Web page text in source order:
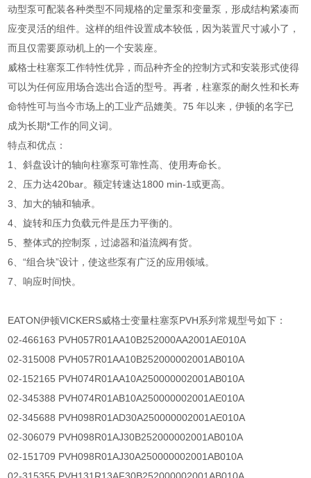
动型泵可配装各种类型不同规格的定量泵和变量泵，形成结构紧凑而
应变灵活的组件。这样的组件设置成本较低，因为装置尺寸减小了，
而且仅需要原动机上的一个安装座。
威格士柱塞泵工作特性优异，而品种齐全的控制方式和安装形式使得
可以为任何应用场合选出合适的型号。再者，柱塞泵的耐久性和长寿
命特性可与当今市场上的工业产品媲美。75 年以来，伊顿的名字已
成为长期*工作的同义词。
特点和优点：
1、斜盘设计的轴向柱塞泵可靠性高、使用寿命长。
2、压力达420bar。额定转速达1800 min-1或更高。
3、加大的轴和轴承。
4、旋转和压力负载元件是压力平衡的。
5、整体式的控制泵，过滤器和溢流阀有货。
6、“组合块”设计，使这些泵有广泛的应用领域。
7、响应时间快。
EATON伊顿VICKERS威格士变量柱塞泵PVH系列常规型号如下：
02-466163 PVH057R01AA10B252000AA2001AE010A
02-315008 PVH057R01AA10B252000002001AB010A
02-152165 PVH074R01AA10A250000002001AB010A
02-345388 PVH074R01AB10A250000002001AE010A
02-345688 PVH098R01AD30A250000002001AE010A
02-306079 PVH098R01AJ30B252000002001AB010A
02-151709 PVH098R01AJ30A250000002001AB010A